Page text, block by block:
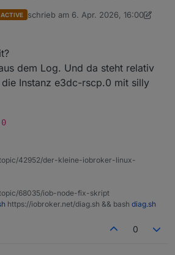
für Deine Bemühungen.
schrieb am 6. Apr. 2026, 16:00
zuletzt editiert von Thomas Braun
dem Log. Und da steht relativ
Instanz e3dc-rscp.0 mit silly
42952/der-kleine-iobroker-linux-
68035/iob-node-fix-skript
https://iobroker.net/diag.sh && bash diag.sh
0